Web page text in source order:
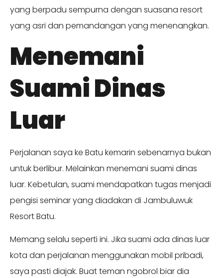
yang berpadu sempurna dengan suasana resort
yang asri dan pemandangan yang menenangkan.
Menemani
Suami Dinas
Luar
Perjalanan saya ke Batu kemarin sebenarnya bukan
untuk berlibur. Melainkan menemani suami dinas
luar. Kebetulan, suami mendapatkan tugas menjadi
pengisi seminar yang diadakan di Jambuluwuk
Resort Batu.
Memang selalu seperti ini. Jika suami ada dinas luar
kota dan perjalanan menggunakan mobil pribadi,
saya pasti diajak. Buat teman ngobrol biar dia